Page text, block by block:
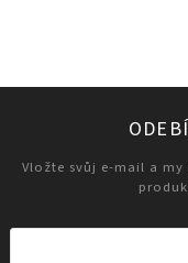
Vložte svůj e-mail a